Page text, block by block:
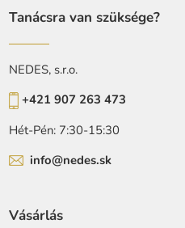
Tanácsra van szüksége?
NEDES, s.r.o.
+421 907 263 473
Hét-Pén: 7:30-15:30
info@nedes.sk
Vásárlás